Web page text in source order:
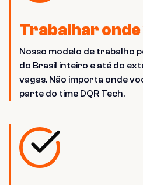
Trabalhar
Nosso modelo de trabalho
do Brasil inteiro e até do
vagas. Não importa onde
parte do time DQR Tech.